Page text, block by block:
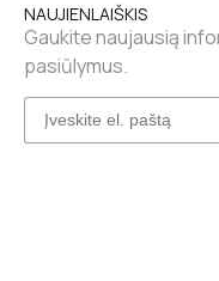
NAUJIENLAIŠKIS
Gaukite naujausią
pasiūlymus.